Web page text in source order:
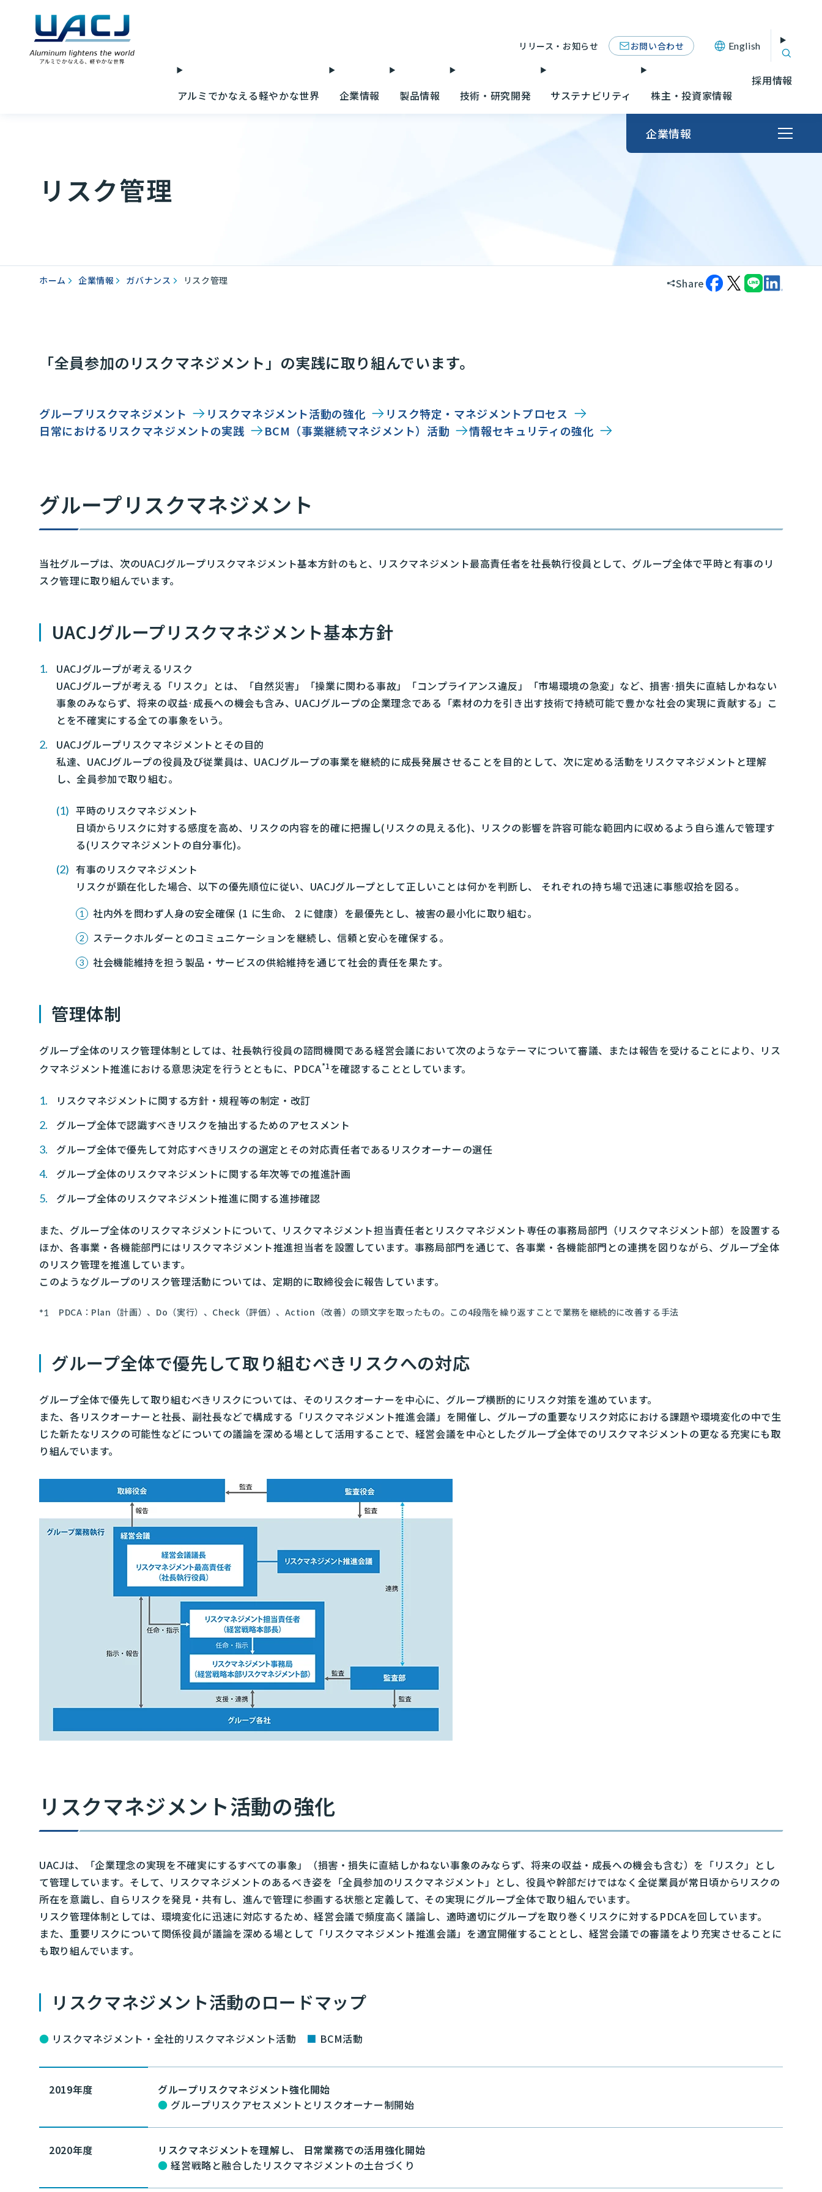
リリース・お知らせ お問い合わせ English
アルミでかなえる軽やかな世界 企業情報 製品情報 技術・研究開発 サステナビリティ 株主・投資家情報
採用情報
企業情報
リスク管理
ホーム 企業情報 ガバナンス リスク管理 Share
「全員参加のリスクマネジメント」の実践に取り組んでいます。
グループリスクマネジメント リスクマネジメント活動の強化
リスク特定・マネジメントプロセス
日常におけるリスクマネジメントの実践
BCM（事業継続マネジメント）活動 情報セキュリティの強化
グループリスクマネジメント
当社グループは、次のUACJグループリスクマネジメント基本方針のもと、リスクマネジメント最高責任者を社長執行役員として、グループ全体で平時と有事のリ
スク管理に取り組んでいます。
UACJグループリスクマネジメント基本方針
UACJグループが考えるリスク
UACJグループが考える「リスク」とは、「自然災害」「操業に関わる事故」「コンプライアンス違反」「市場環境の急変」など、損害·損失に直結しかねない
事象のみならず、将来の収益·成長への機会も含み、UACJグループの企業理念である「素材の力を引き出す技術で持続可能で豊かな社会の実現に貢献する」こ
とを不確実にする全ての事象をいう。
UACJグループリスクマネジメントとその目的
私達、UACJグループの役員及び従業員は、UACJグループの事業を継続的に成長発展させることを目的として、次に定める活動をリスクマネジメントと理解
し、全員参加で取り組む。
平時のリスクマネジメント
日頃からリスクに対する感度を高め、リスクの内容を的確に把握し(リスクの見える化)、リスクの影響を許容可能な範囲内に収めるよう自ら進んで管理す
る(リスクマネジメントの自分事化)。
有事のリスクマネジメント
リスクが顕在化した場合、以下の優先順位に従い、UACJグループとして正しいことは何かを判断し、 それぞれの持ち場で迅速に事態収拾を図る。
社内外を問わず人身の安全確保 (1 に生命、 2 に健康）を最優先とし、被害の最小化に取り組む。
ステークホルダーとのコミュニケーションを継続し、信頼と安心を確保する。
社会機能維持を担う製品・サービスの供給維持を通じて社会的責任を果たす。
管理体制
グループ全体のリスク管理体制としては、社長執行役員の諮問機関である経営会議において次のようなテーマについて審議、または報告を受けることにより、リス
クマネジメント推進における意思決定を行うとともに、PDCA*1を確認することとしています。
リスクマネジメントに関する方針・規程等の制定・改訂
グループ全体で認識すべきリスクを抽出するためのアセスメント
グループ全体で優先して対応すべきリスクの選定とその対応責任者であるリスクオーナーの選任
グループ全体のリスクマネジメントに関する年次等での推進計画
グループ全体のリスクマネジメント推進に関する進捗確認
また、グループ全体のリスクマネジメントについて、リスクマネジメント担当責任者とリスクマネジメント専任の事務局部門（リスクマネジメント部）を設置する
ほか、各事業・各機能部門にはリスクマネジメント推進担当者を設置しています。事務局部門を通じて、各事業・各機能部門との連携を図りながら、グループ全体
のリスク管理を推進しています。
このようなグループのリスク管理活動については、定期的に取締役会に報告しています。
PDCA：Plan（計画）、Do（実行）、Check（評価）、Action（改善）の頭文字を取ったもの。この4段階を繰り返すことで業務を継続的に改善する手法
グループ全体で優先して取り組むべきリスクへの対応
グループ全体で優先して取り組むべきリスクについては、そのリスクオーナーを中心に、グループ横断的にリスク対策を進めています。
また、各リスクオーナーと社長、副社長などで構成する「リスクマネジメント推進会議」を開催し、グループの重要なリスク対応における課題や環境変化の中で生
じた新たなリスクの可能性などについての議論を深める場として活用することで、経営会議を中心としたグループ全体でのリスクマネジメントの更なる充実にも取
り組んでいます。
リスクマネジメント活動の強化
UACJは、「企業理念の実現を不確実にするすべての事象」（損害・損失に直結しかねない事象のみならず、将来の収益・成長への機会も含む）を「リスク」とし
て管理しています。そして、リスクマネジメントのあるべき姿を「全員参加のリスクマネジメント」とし、役員や幹部だけではなく全従業員が常日頃からリスクの
所在を意識し、自らリスクを発見・共有し、進んで管理に参画する状態と定義して、その実現にグループ全体で取り組んでいます。
リスク管理体制としては、環境変化に迅速に対応するため、経営会議で頻度高く議論し、適時適切にグループを取り巻くリスクに対するPDCAを回しています。
また、重要リスクについて関係役員が議論を深める場として「リスクマネジメント推進会議」を適宜開催することとし、経営会議での審議をより充実させることに
も取り組んでいます。
リスクマネジメント活動のロードマップ
● リスクマネジメント・全社的リスクマネジメント活動 ■ BCM活動
2019年度
グループリスクマネジメント強化開始
● グループリスクアセスメントとリスクオーナー制開始
2020年度
リスクマネジメントを理解し、 日常業務での活用強化開始
●経営戦略と融合したリスクマネジメントの土台づくり